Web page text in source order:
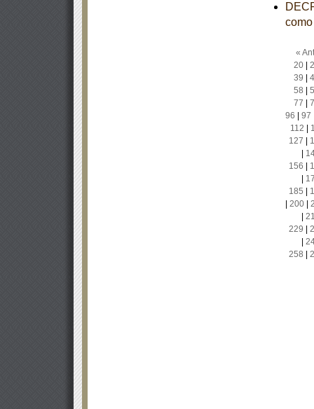
«
20|
39
58
77
96
97
112
127
156
185
200|
229
258